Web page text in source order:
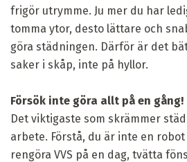
frigör utrymme. Ju mer du har
tomma ytor, desto lättare och
göra städningen. Därför är det
saker i skåp, inte på hyllor.
Försök inte göra allt på en gång!
Det viktigaste som skrämmer
arbete. Förstå, du är inte en
rengöra VVS på en dag, tvätta